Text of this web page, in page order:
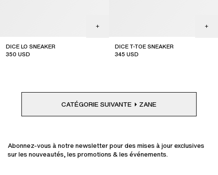
DICE LO SNEAKER
350 USD
DICE T-TOE SNEAKER
345 USD
CATÉGORIE SUIVANTE ZANE
Abonnez-vous à notre newsletter pour des mises à jour exclusives
sur les nouveautés, les promotions & les événements.